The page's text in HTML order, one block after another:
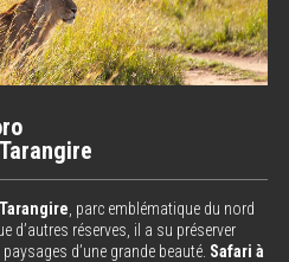
, parc emblématique du nord
d’autres réserves, il a su préserver
d’une grande beauté. Safari à